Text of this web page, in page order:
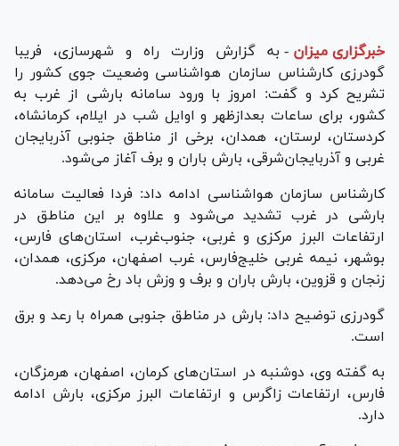
خبرگزاری میزان - به گزارش وزارت راه و شهرسازی، فریبا
گودرزی کارشناس سازمان هواشناسی وضعیت جوی کشور را
تشریح کرد و گفت: امروز با ورود سامانه بارشی از غرب به
کشور، برای ساعات بعدازظهر و اوایل شب در ایلام، کرمانشاه،
کردستان، لرستان، همدان، برخی از مناطق جنوبی آذربایجان
غربی و آذربایجان‌شرقی، بارش باران و برف آغاز می‌شود.
کارشناس سازمان هواشناسی ادامه داد: فردا فعالیت سامانه
بارشی در غرب تشدید می‌شود و علاوه بر این مناطق در
ارتفاعات البرز مرکزی و غربی، جنوب‌غرب، استان‌های فارس،
بوشهر، نیمه غربی خلیج‌فارس، غرب اصفهان، مرکزی، همدان،
زنجان و قزوین، بارش باران و برف و وزش باد رخ می‌دهد.
گودرزی توضیح داد: بارش در مناطق جنوبی همراه با رعد و برق
است.
به گفته وی، دوشنبه در استان‌های کرمان، اصفهان، هرمزگان،
فارس، ارتفاعات زاگرس و ارتفاعات البرز مرکزی، بارش ادامه
دارد.